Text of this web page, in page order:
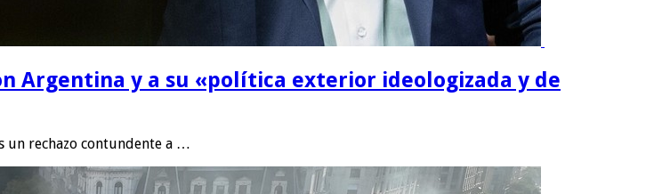
Argentina y a su «política exterior ideologizada y de
un rechazo contundente a …